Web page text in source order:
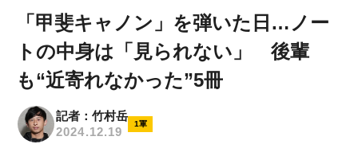
「甲斐キャノン」を弾いた日…ノー
トの中身は「見られない」 後輩
も“近寄れなかった”5冊
記者：竹村岳
2024.12.19
1軍